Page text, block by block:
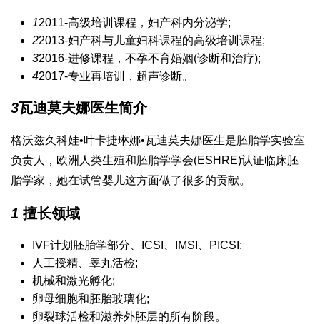
12011-高级培训课程，妇产科内分泌学;
22013-妇产科与儿童妇科课程的高级培训课程;
32016-进修课程，不孕不育婚姻(诊断和治疗);
42017-专业再培训，超声诊断。
3瓦迪莫夫娜医生简介
格沃兹久科娃•叶卡捷琳娜•瓦迪莫夫娜医生是胚胎学实验室
负责人，欧洲人类生殖和胚胎学学会(ESHRE)认证临床胚
胎学家，她在试管婴儿这方面做了很多的贡献。
1 擅长领域
IVF计划胚胎学部分、ICSI、IMSI、PICSI;
人工授精、睾丸活检;
机械和激光孵化;
卵母细胞和胚胎玻璃化;
卵裂球活检和滋养外胚层的所有阶段。